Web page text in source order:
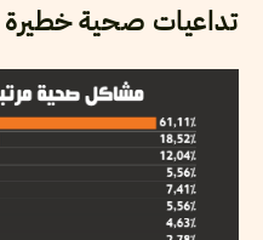
تداعيات صحية خطيرة